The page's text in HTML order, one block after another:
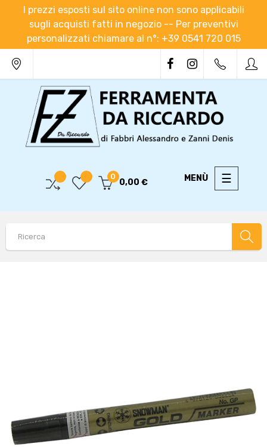
I prezzi esposti sul sito online non sono applicabili
sugli acquisti fatti in negozio -- Per preventivi
personalizzati chiamare al n°: +39 0541 720 015
Toggle
☰
0
0,00 €